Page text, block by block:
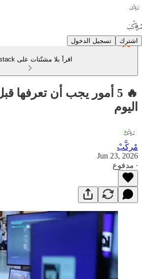
اشترك تسجيل الدخول
اقرأ بلا مشتّتات على Substack
🔥 5 أمور يجب أن تعرفها
اليوم
مٌركَّبْ
Jun 23, 2026
∙ مدفوع